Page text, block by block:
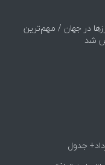
در جهان / مهم‌ترین
شد